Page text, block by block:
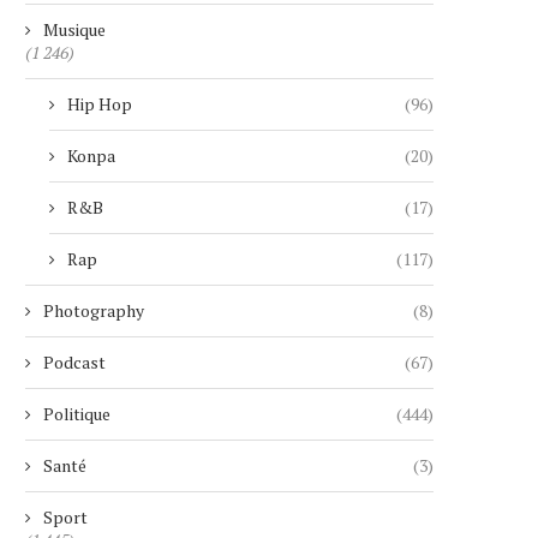
Musique
(1 246)
Hip Hop (96)
Konpa (20)
R&B (17)
Rap (117)
Photography (8)
Podcast (67)
Politique (444)
Santé (3)
Sport